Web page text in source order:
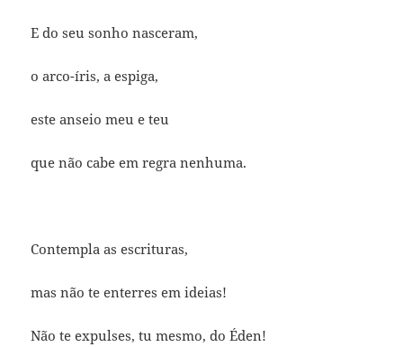
E do seu sonho nasceram,
o arco-íris, a espiga,
este anseio meu e teu
que não cabe em regra nenhuma.
Contempla as escrituras,
mas não te enterres em ideias!
Não te expulses, tu mesmo, do Éden!